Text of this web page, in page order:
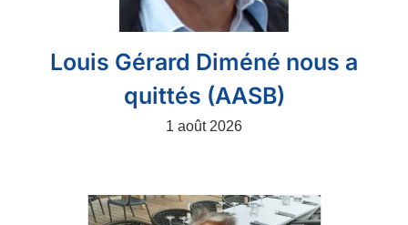
Louis Gérard Diméné nous a
quittés (AASB)
1 août 2026